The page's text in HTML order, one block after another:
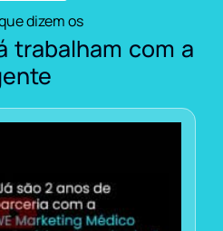
dizem os
trabalham com a